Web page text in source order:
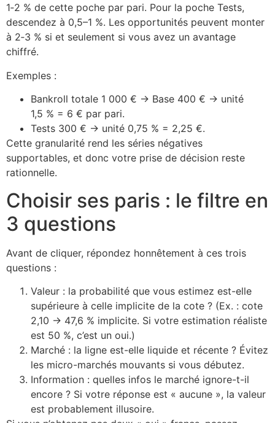
1‑2 % de cette poche par pari. Pour la poche Tests,
descendez à 0,5–1 %. Les opportunités peuvent monter
à 2‑3 % si et seulement si vous avez un avantage
chiffré.
Exemples :
Bankroll totale 1 000 € → Base 400 € → unité
1,5 % = 6 € par pari.
Tests 300 € → unité 0,75 % = 2,25 €.
Cette granularité rend les séries négatives
supportables, et donc votre prise de décision reste
rationnelle.
Choisir ses paris : le filtre en
3 questions
Avant de cliquer, répondez honnêtement à ces trois
questions :
Valeur : la probabilité que vous estimez est-elle
supérieure à celle implicite de la cote ? (Ex. : cote
2,10 → 47,6 % implicite. Si votre estimation réaliste
est 50 %, c’est un oui.)
Marché : la ligne est-elle liquide et récente ? Évitez
les micro-marchés mouvants si vous débutez.
Information : quelles infos le marché ignore-t-il
encore ? Si votre réponse est « aucune », la valeur
est probablement illusoire.